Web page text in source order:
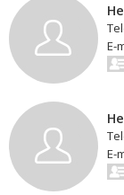
E-
E-